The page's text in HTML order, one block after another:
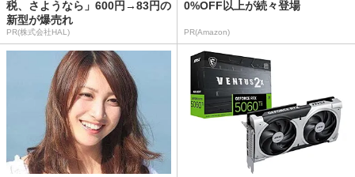
税、さようなら」600円→83円の
新型が爆売れ
PR(株式会社HAL)
0%OFF以上が続々登場
PR(Amazon)